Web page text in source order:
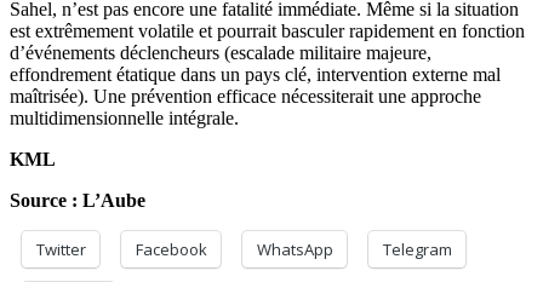
Sahel, n’est pas encore une fatalité immédiate. Même si la situation
est extrêmement volatile et pourrait basculer rapidement en fonction
d’événements déclencheurs (escalade militaire majeure,
effondrement étatique dans un pays clé, intervention externe mal
maîtrisée). Une prévention efficace nécessiterait une approche
multidimensionnelle intégrale.
KML
Source : L’Aube
Twitter Facebook WhatsApp Telegram